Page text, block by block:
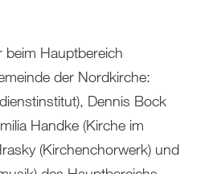
beim Hauptbereich
der Nordkirche:
Dennis Bock
Handke (Kirche im
(Kirchenchorwerk) und